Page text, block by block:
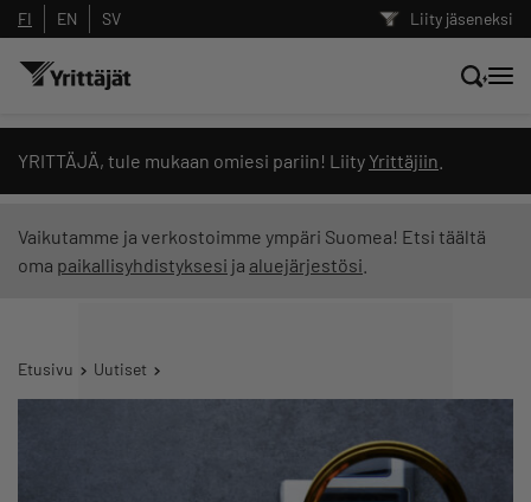
Liity jäseneksi
FI EN SV
YRITTÄJÄ, tule mukaan omiesi pariin! Liity Yrittäjiin
Vaikutamme ja verkostoimme ympäri Suomea! Etsi täältä
oma paikallisyhdistyksesi ja aluejärjestösi
Etusivu Uutiset
Hae sivustolta tai kysy suoraan
Yrittäjien tekoälyltä
Suodata hakutuloksia: näytä kaikki sisältö